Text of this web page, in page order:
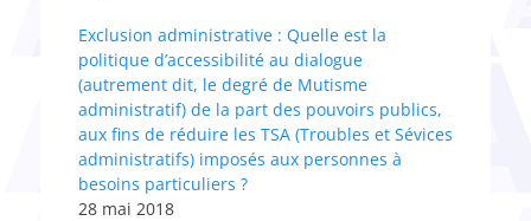
Exclusion administrative : Quelle est la
politique d’accessibilité au dialogue
(autrement dit, le degré de Mutisme
administratif) de la part des pouvoirs publics,
aux fins de réduire les TSA (Troubles et Sévices
administratifs) imposés aux personnes à
besoins particuliers ?
28 mai 2018